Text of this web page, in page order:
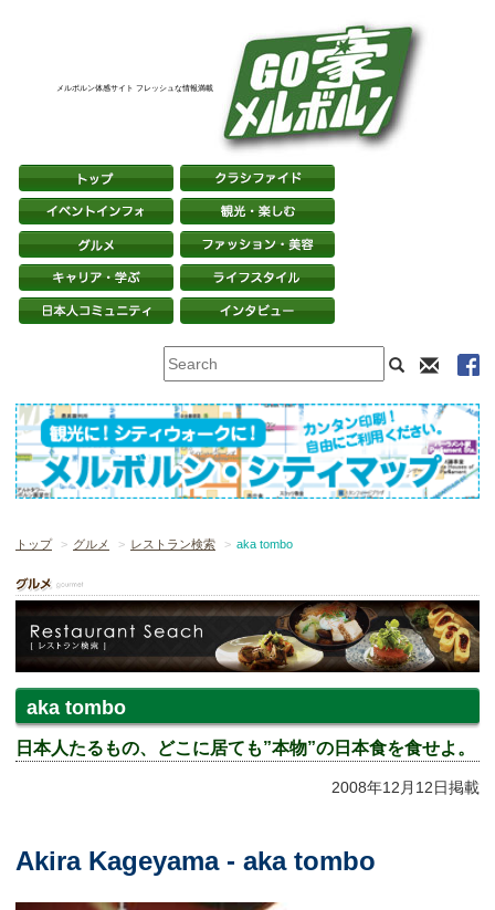
メルボルン体感サイト フレッシュな情報満載
トップ グルメ レストラン検索 aka tombo
aka tombo
日本人たるもの、どこに居ても”本物”の日本食を食せよ。
2008年12月12日掲載
Akira Kageyama - aka tombo